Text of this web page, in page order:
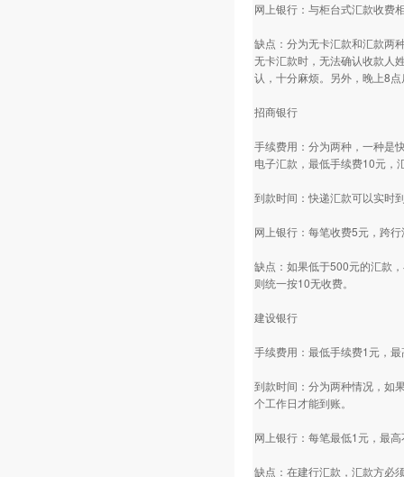
网上银行：与柜台式汇款收费
缺点：分为无卡汇款和汇款两
无卡汇款时，无法确认收款人
认，十分麻烦。另外，晚上8
招商银行
手续费用：分为两种，一种是
电子汇款，最低手续费10元，
到款时间：快递汇款可以实时
网上银行：每笔收费5元，跨
缺点：如果低于500元的汇款
则统一按10无收费。
建设银行
手续费用：最低手续费1元，
到款时间：分为两种情况，如
个工作日才能到账。
网上银行：每笔最低1元，最
缺点：在建行汇款，汇款方必